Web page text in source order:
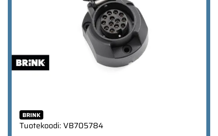
BRINK
Tuotekoodi: VB705784